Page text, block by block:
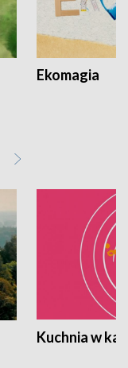
Ekomagia
Kuchnia w